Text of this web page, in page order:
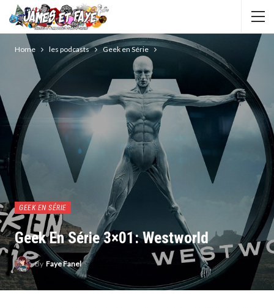
Home les podcasts Geek en Série
GEEK EN SÉRIE
Geek En Série 3×01: Westworld
By Faye Fanel